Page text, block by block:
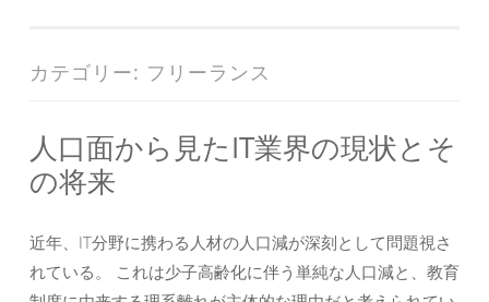
プ
カテゴリー: フリーランス
人口面から見たIT業界の現状とそ
の将来
近年、IT分野に携わる人材の人口減が深刻として問題視さ
れている。 これは少子高齢化に伴う単純な人口減と、教育